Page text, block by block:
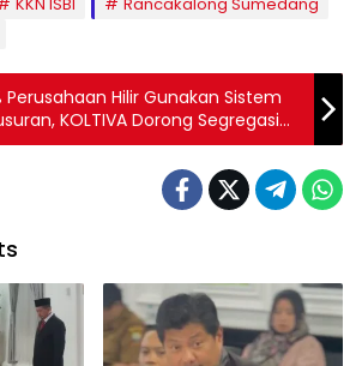
KKN ISBI
Rancakalong Sumedang
Perusahaan Hilir Gunakan Sistem
KOLTIVA Dorong Segregasi
Petani Tidak Tersisih